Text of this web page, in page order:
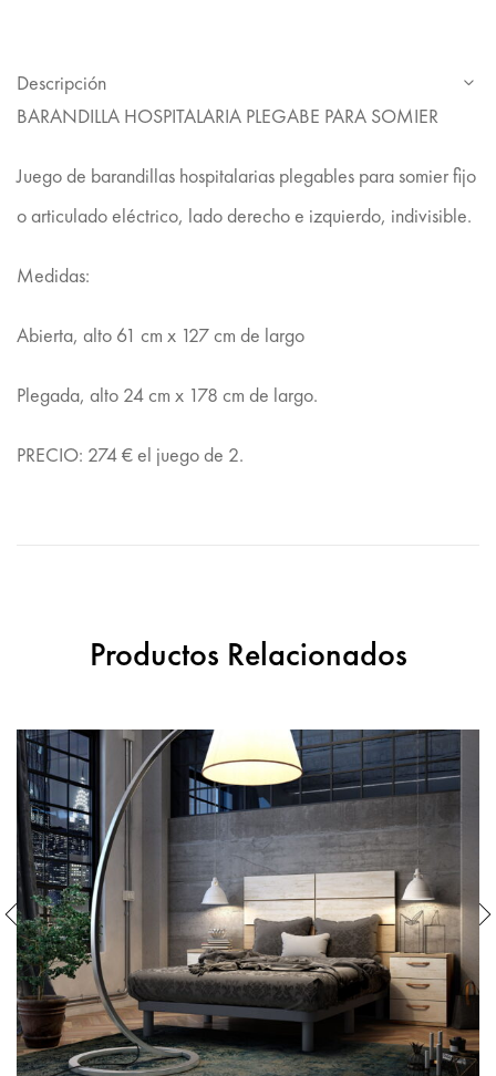
Descripción
BARANDILLA HOSPITALARIA PLEGABE PARA SOMIER
Juego de barandillas hospitalarias plegables para somier fijo
o articulado eléctrico, lado derecho e izquierdo, indivisible.
Medidas:
Abierta, alto 61 cm x 127 cm de largo
Plegada, alto 24 cm x 178 cm de largo.
PRECIO: 274 € el juego de 2.
Productos Relacionados